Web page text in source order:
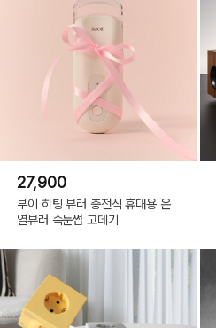
27,900
부이 히팅 뷰러 충전식 휴대용 온
열뷰러 속눈썹 고데기